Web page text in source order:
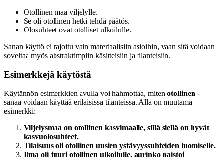
Otollinen maa viljelylle.
Se oli otollinen hetki tehdä päätös.
Olosuhteet ovat otolliset ulkoilulle.
Sanan käyttö ei rajoitu vain materiaalisiin asioihin, vaan sitä voidaan
soveltaa myös abstraktimpiin käsitteisiin ja tilanteisiin.
Esimerkkejä käytöstä
Käytännön esimerkkien avulla voi hahmottaa, miten otollinen -
sanaa voidaan käyttää erilaisissa tilanteissa. Alla on muutama
esimerkki:
Viljelysmaa on otollinen kasvimaalle, sillä siellä on hyvät
kasvuolosuhteet.
Tilaisuus oli otollinen uusien ystävyyssuhteiden luomiselle.
Ilma oli juuri otollinen ulkoilulle, aurinko paistoi